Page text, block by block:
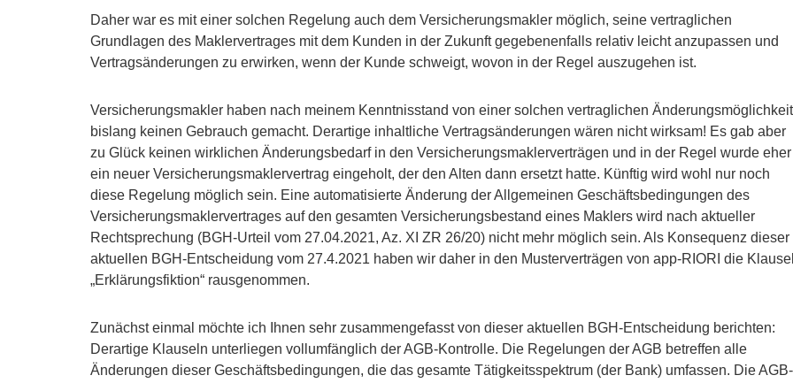
Daher war es mit einer solchen Regelung auch dem Versicherungsmakler möglich, seine vertraglichen
Grundlagen des Maklervertrages mit dem Kunden in der Zukunft gegebenenfalls relativ leicht anzupassen und
Vertragsänderungen zu erwirken, wenn der Kunde schweigt, wovon in der Regel auszugehen ist.
Versicherungsmakler haben nach meinem Kenntnisstand von einer solchen vertraglichen Änderungsmöglichkeit
bislang keinen Gebrauch gemacht. Derartige inhaltliche Vertragsänderungen wären nicht wirksam! Es gab aber
zu Glück keinen wirklichen Änderungsbedarf in den Versicherungsmaklerverträgen und in der Regel wurde eher
ein neuer Versicherungsmaklervertrag eingeholt, der den Alten dann ersetzt hatte. Künftig wird wohl nur noch
diese Regelung möglich sein. Eine automatisierte Änderung der Allgemeinen Geschäftsbedingungen des
Versicherungsmaklervertrages auf den gesamten Versicherungsbestand eines Maklers wird nach aktueller
Rechtsprechung (BGH-Urteil vom 27.04.2021, Az. XI ZR 26/20) nicht mehr möglich sein. Als Konsequenz dieser
aktuellen BGH-Entscheidung vom 27.4.2021 haben wir daher in den Musterverträgen von app-RIORI die
„Erklärungsfiktion“ rausgenommen.
Zunächst einmal möchte ich Ihnen sehr zusammengefasst von dieser aktuellen BGH-Entscheidung berichten:
Derartige Klauseln unterliegen vollumfänglich der AGB-Kontrolle. Die Regelungen der AGB betreffen alle
Änderungen dieser Geschäftsbedingungen, die das gesamte Tätigkeitsspektrum (der Bank) umfassen. Die AGB-